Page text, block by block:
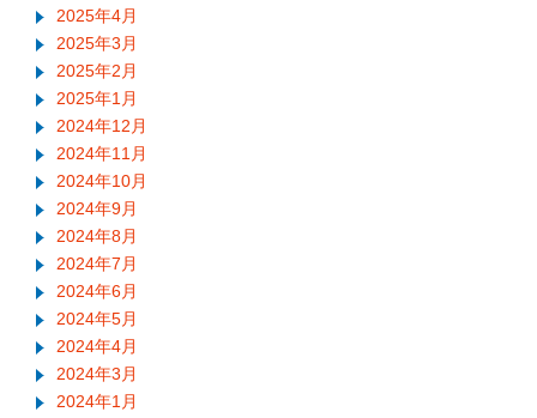
2025年4月
2025年3月
2025年2月
2025年1月
2024年12月
2024年11月
2024年10月
2024年9月
2024年8月
2024年7月
2024年6月
2024年5月
2024年4月
2024年3月
2024年1月